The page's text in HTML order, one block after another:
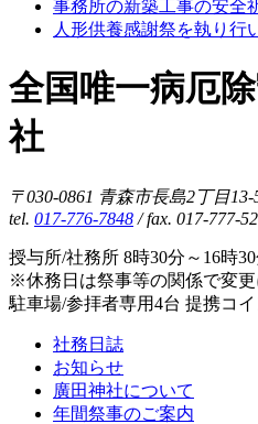
事務所の新築工事の安全
人形供養感謝祭を執り行
全国唯一病厄
社
〒030-0861 青森市長島2丁目13-
tel. 017-776-7848 / fax. 017-777-
授与所/社務所 8時30分～16時
※休務日は祭事等の関係で変更
駐車場/参拝者専用4台 提携コ
社務日誌
お知らせ
廣田神社について
年間祭事のご案内